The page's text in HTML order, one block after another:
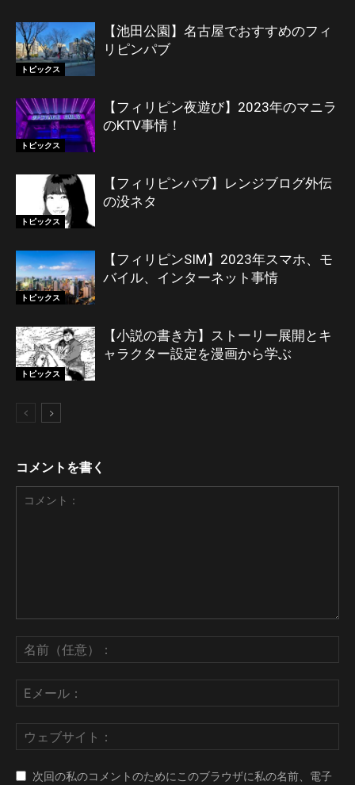
トピックス
【池田公園】名古屋でおすすめのフィ
リピンパブ
トピックス
【フィリピン夜遊び】2023年のマニラ
のKTV事情！
トピックス
【フィリピンパブ】レンジブログ外伝
の没ネタ
トピックス
【フィリピンSIM】2023年スマホ、モ
バイル、インターネット事情
トピックス
【小説の書き方】ストーリー展開とキ
ャラクター設定を漫画から学ぶ
コメントを書く
次回の私のコメントのためにこのブラウザに私の名前、電子